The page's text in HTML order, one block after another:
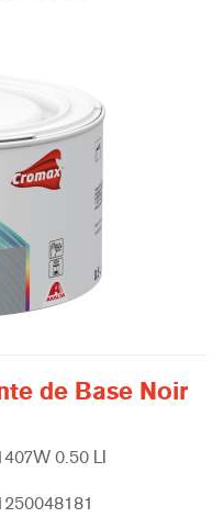
de Base Noir
0.50 LI